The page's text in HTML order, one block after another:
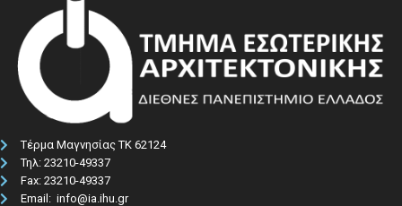
Τέρμα Μαγνησίας ΤΚ 62124
Τηλ: 23210-49337​
Fax: 23210-49337
Email: info@ia.ihu.gr